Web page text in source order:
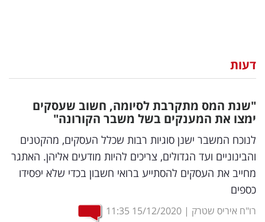
וצרכנות
דיגיטל
וטק
שיווק
ופרסום
משפט
דעות
"שנת המס מתקרבת לסיומה, חשוב שעסקים
ימצו את המענקים בשל משבר הקורונה"
לנוכח המשבר ישנן סוגיות רבות שכלל העסקים, מהקטנים
והבינוניים ועד הגדולים, צריכים להיות מודעים אליהן. האתגר
מחייב את העסקים להסתייע ברואי חשבון בכדי שלא יפסידו
כספים
רו"ח איריס שטרק |
15/12/2020
11:35